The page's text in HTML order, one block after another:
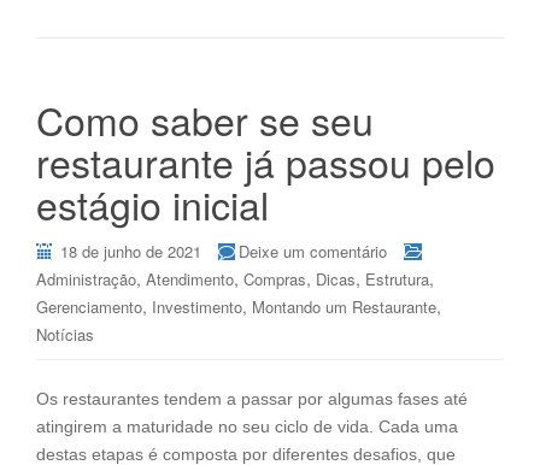
Como saber se seu
restaurante já passou pelo
estágio inicial
18 de junho de 2021
Deixe um comentário
Administração, Atendimento, Compras, Dicas, Estrutura,
Gerenciamento, Investimento, Montando um Restaurante,
Notícias
Os restaurantes tendem a passar por algumas fases até
atingirem a maturidade no seu ciclo de vida. Cada uma
destas etapas é composta por diferentes desafios, que